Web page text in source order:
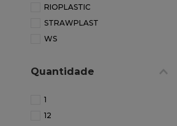
RIOPLASTIC
STRAWPLAST
WS
Quantidade
1
12